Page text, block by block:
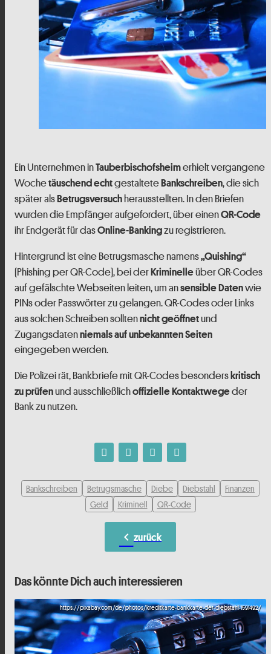
Ein Unternehmen inTauberbischofsheimerhielt vergangene
Wochetäuschend echtgestalteteBankschreiben, die sich
später alsBetrugsversuchherausstellten. In den Briefen
wurden die Empfänger aufgefordert, über einenQR-Code
ihr Endgerät für dasOnline-Bankingzu registrieren.
Hintergrund ist eine Betrugsmasche namens„Quishing“
(Phishing per QR-Code), bei derKriminelleüber QR-Codes
auf gefälschte Webseiten leiten, um ansensible Datenwie
PINs oder Passwörter zu gelangen. QR-Codes oder Links
aus solchen Schreiben solltennicht geöffnetund
Zugangsdatenniemals auf unbekannten Seiten
eingegeben werden.
Die Polizei rät, Bankbriefe mit QR-Codes besonders kritisch
zu prüfenund ausschließlichoffizielle Kontaktwegeder
Bank zu nutzen.
Bankschreiben Betrugsmasche Diebe Diebstahl
Finanzen
Geld
Kriminell QR-Code
chevron_left zurück
Das könnte Dich auch interessieren
https://pixabay.com/de/photos/kreditkarte-bankkarte-der-diebstahl-1591492/